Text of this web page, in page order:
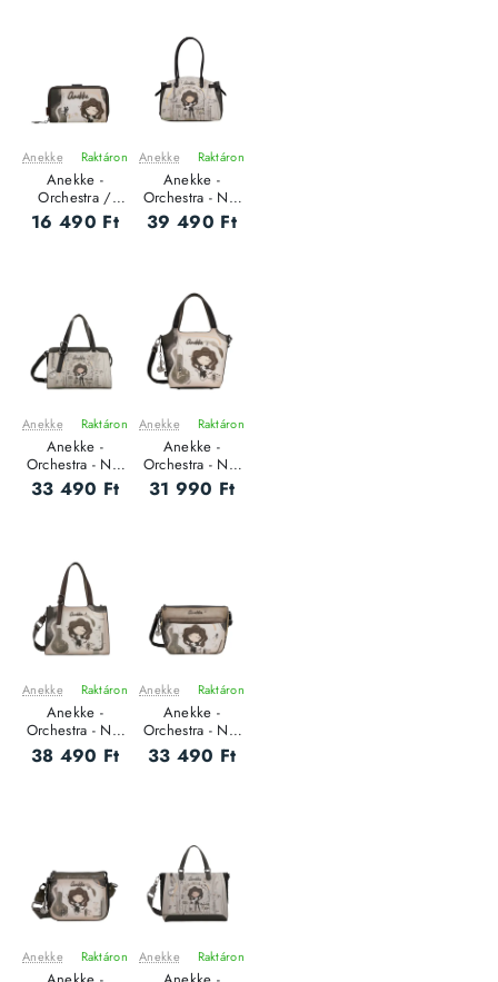
ÚJ
Anekke Raktáron
Anekke -
Orchestra /
RFID - Női
pénztárca - M
16 490 Ft
ÚJ
Anekke Raktáron
Anekke -
Orchestra - Női
oldaltáska - L
39 490 Ft
ÚJ
Anekke Raktáron
Anekke -
Orchestra - Női
oldaltáska
33 490 Ft
ÚJ
Anekke Raktáron
Anekke -
Orchestra - Női
oldaltáska
31 990 Ft
ÚJ
Anekke Raktáron
Anekke -
Orchestra - Női
oldaltáska
38 490 Ft
ÚJ
Anekke Raktáron
Anekke -
Orchestra - Női
oldaltáska
33 490 Ft
ÚJ
Anekke Raktáron ÚJ
Anekke Raktáron